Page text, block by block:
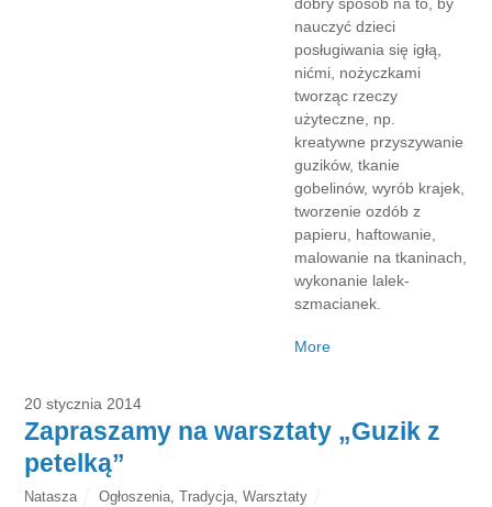
dobry sposób na to, by
nauczyć dzieci
posługiwania się igłą,
nićmi, nożyczkami
tworząc rzeczy
użyteczne, np.
kreatywne przyszywanie
guzików, tkanie
gobelinów, wyrób krajek,
tworzenie ozdób z
papieru, haftowanie,
malowanie na tkaninach,
wykonanie lalek-
szmacianek.
More
20 stycznia 2014
Zapraszamy na warsztaty „Guzik z
petelką”
Natasza Ogłoszenia, Tradycja, Warsztaty